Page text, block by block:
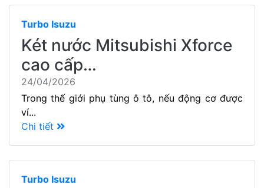
Turbo Isuzu
Két nước Mitsubishi Xforce
cao cấp…
24/04/2026
Trong thế giới phụ tùng ô tô, nếu động cơ được
ví...
Chi tiết
Turbo Isuzu